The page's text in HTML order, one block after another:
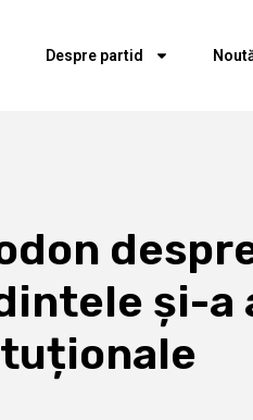
Despre partid
și-